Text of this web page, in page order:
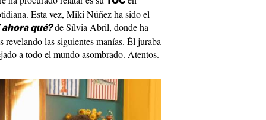
Esta vez, Miki Núñez ha sido el
ahora qué?de Sílvia Abril, donde ha
revelando las siguientes manías. Él juraba
a todo el mundo asombrado. Atentos.